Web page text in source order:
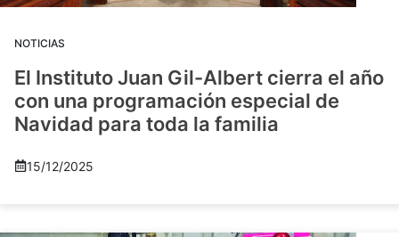
NOTICIAS
El Instituto Juan Gil-Albert cierra el año
con una programación especial de
Navidad para toda la familia
15/12/2025